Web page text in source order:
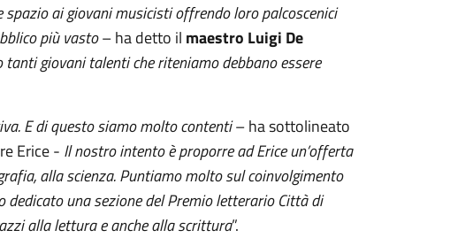
ai giovani musicisti offrendo loro palcoscenici
più vasto– ha detto il maestro Luigi De
tanti giovani talenti che riteniamo debbano essere
E di questo siamo molto contenti– ha sottolineato
Erice - Il nostro intento è proporre ad Erice un’offerta
alla scienza. Puntiamo molto sul coinvolgimento
una sezione del Premio letterario Città di
alla lettura e anche alla scrittura”.